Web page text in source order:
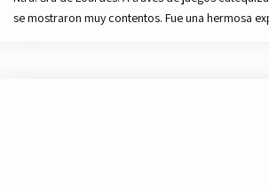
se mostraron muy contentos. Fue una hermosa